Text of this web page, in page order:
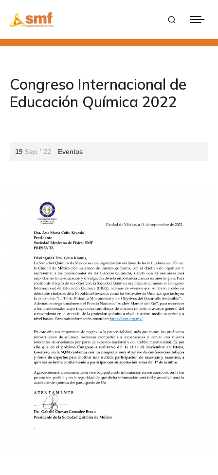
Congreso Internacional de
Educación Química 2022
19 Sep ' 22 Eventos